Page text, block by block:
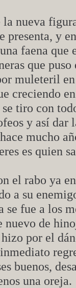
nueva
presenta, y
faena
que
muleteril
creciendo
tiro con
y así
mucho
es quien
el rabo ya
a su
se fue a los
nuevo de
por el
buenos,
una oreja.